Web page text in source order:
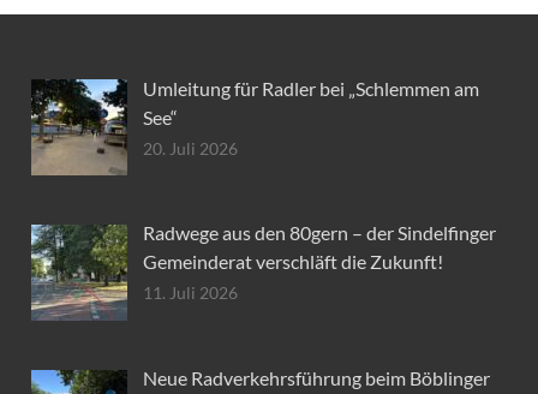
Umleitung für Radler bei „Schlemmen am
See“
20. Juli 2026
Radwege aus den 80gern – der Sindelfinger
Gemeinderat verschläft die Zukunft!
11. Juli 2026
Neue Radverkehrsführung beim Böblinger